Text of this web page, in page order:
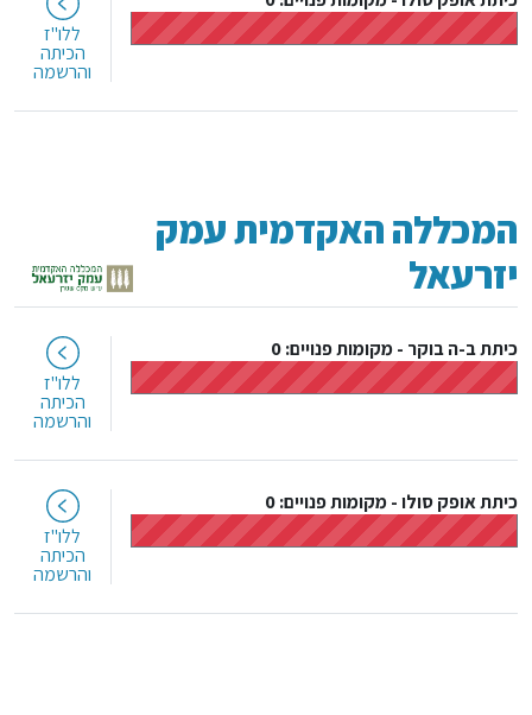
ללו"ז
הכיתה
והרשמה
המכללה האקדמית עמק
יזרעאל
כיתת ב-ה בוקר -מקומות פנויים: 0
ללו"ז
הכיתה
והרשמה
כיתת אופק סולו-מקומות פנויים: 0
ללו"ז
הכיתה
והרשמה